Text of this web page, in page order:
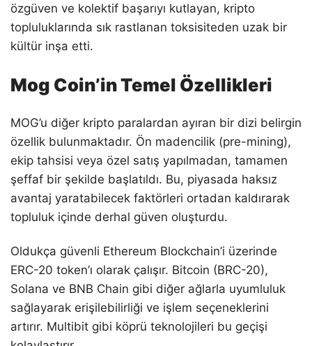
özgüven ve kolektif başarıyı kutlayan, kripto
topluluklarında sık rastlanan toksisiteden uzak bir
kültür inşa etti.
Mog Coin’in Temel Özellikleri
MOG’u diğer kripto paralardan ayıran bir dizi belirgin
özellik bulunmaktadır. Ön madencilik (pre-mining),
ekip tahsisi veya özel satış yapılmadan, tamamen
şeffaf bir şekilde başlatıldı. Bu, piyasada haksız
avantaj yaratabilecek faktörleri ortadan kaldırarak
topluluk içinde derhal güven oluşturdu.
Oldukça güvenli Ethereum Blockchain’i üzerinde
ERC-20 token’ı olarak çalışır. Bitcoin (BRC-20),
Solana ve BNB Chain gibi diğer ağlarla uyumluluk
sağlayarak erişilebilirliği ve işlem seçeneklerini
artırır. Multibit gibi köprü teknolojileri bu geçişi